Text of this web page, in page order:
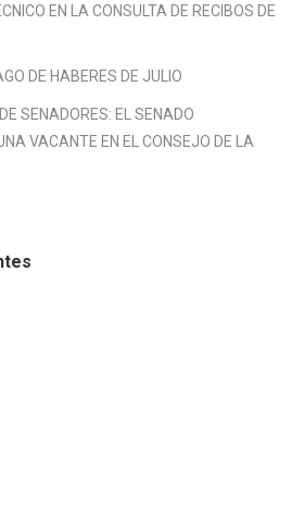
EN LA CONSULTA DE RECIBOS DE
DE HABERES DE JULIO
SENADORES: EL SENADO
VACANTE EN EL CONSEJO DE LA